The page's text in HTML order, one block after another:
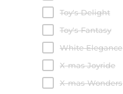
Toy's Delight
Toy's Fantasy
White Elegance
X-mas Joyride
X-mas Wonders